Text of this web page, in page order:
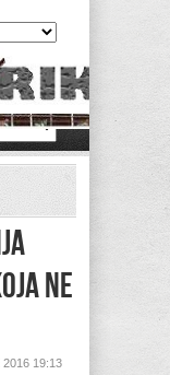
ne
2016 19:13